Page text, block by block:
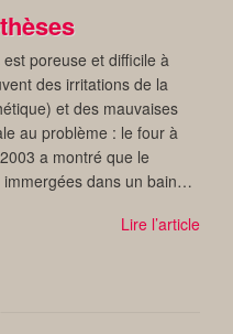
poreuse et difficile à
des irritations de la
et des mauvaises
au problème : le four à
a montré que le
dans un bain…
Lire l’article